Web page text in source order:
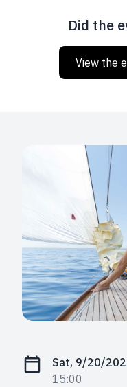
Did the
View the
Sat, 9/20/
15:00